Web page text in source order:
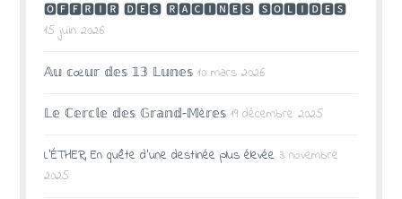
🅾🅵🅵🆁🅸🆁 🅳🅴🆂 🆁🅰🅲🅸🅽🅴🆂 🆂🅾🅻🅸🅳🅴🆂
15 juin 2026
𝔸𝕦 𝕔œ𝕦𝕣 𝕕𝕖𝕤 𝟙𝟛 𝕃𝕦𝕟𝕖𝕤 10 mars 2026
𝕃𝕖 ℂ𝕖𝕣𝕔𝕝𝕖 𝕕𝕖𝕤 𝔾𝕣𝕒𝕟𝕕-𝕄è𝕣𝕖𝕤 19 décembre 2025
L’ÉTHER, En quête d’une destinée plus élevée 3 novembre
2025